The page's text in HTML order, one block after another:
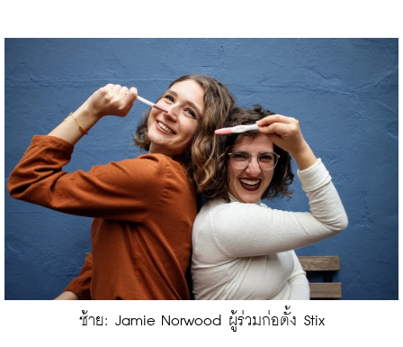
ซ้าย: Jamie Norwood ผู้ร่วมก่อตั้ง Stix